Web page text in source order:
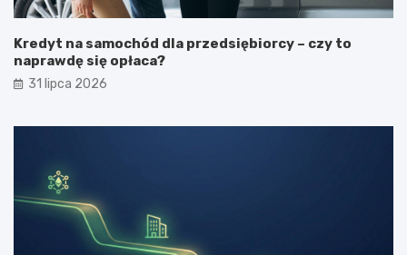
Kredyt na samochód dla przedsiębiorcy – czy to
naprawdę się opłaca?
31 lipca 2026